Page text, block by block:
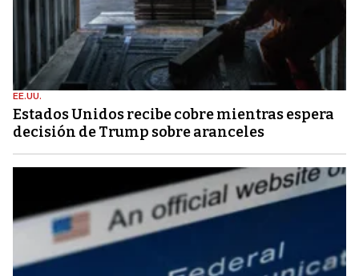
EE.UU.
Estados Unidos recibe cobre mientras espera
decisión de Trump sobre aranceles